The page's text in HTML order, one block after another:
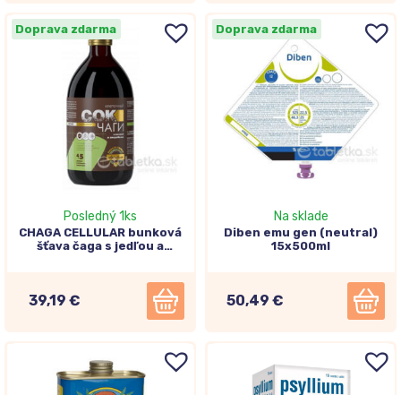
Doprava zdarma
Posledný 1ks
CHAGA CELLULAR bunková
šťava čaga s jedľou a
39,19 €
Doprava zdarma
Na sklade
Diben emu gen (neutral)
15x500ml
50,49 €